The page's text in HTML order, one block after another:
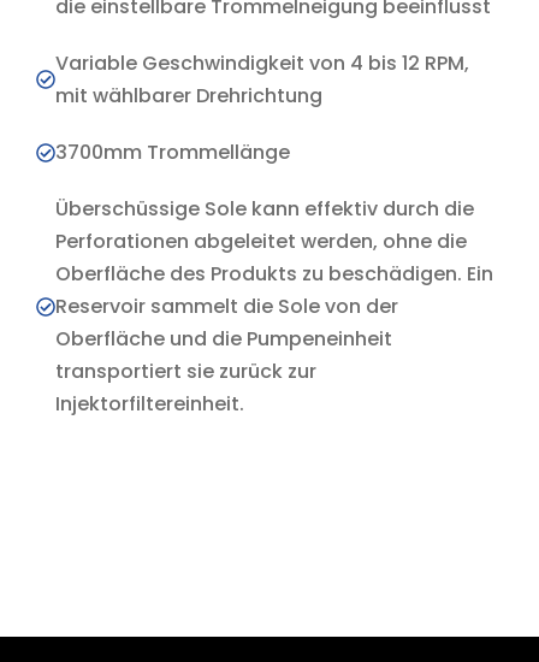
die einstellbare Trommelneigung beeinflusst
Variable Geschwindigkeit von 4 bis 12 RPM,
mit wählbarer Drehrichtung
3700mm Trommellänge
Überschüssige Sole kann effektiv durch die
Perforationen abgeleitet werden, ohne die
Oberfläche des Produkts zu beschädigen. Ein
Reservoir sammelt die Sole von der
Oberfläche und die Pumpeneinheit
transportiert sie zurück zur
Injektorfiltereinheit.